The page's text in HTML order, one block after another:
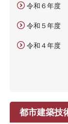
令和６年度
令和５年度
令和４年度
都市建築技